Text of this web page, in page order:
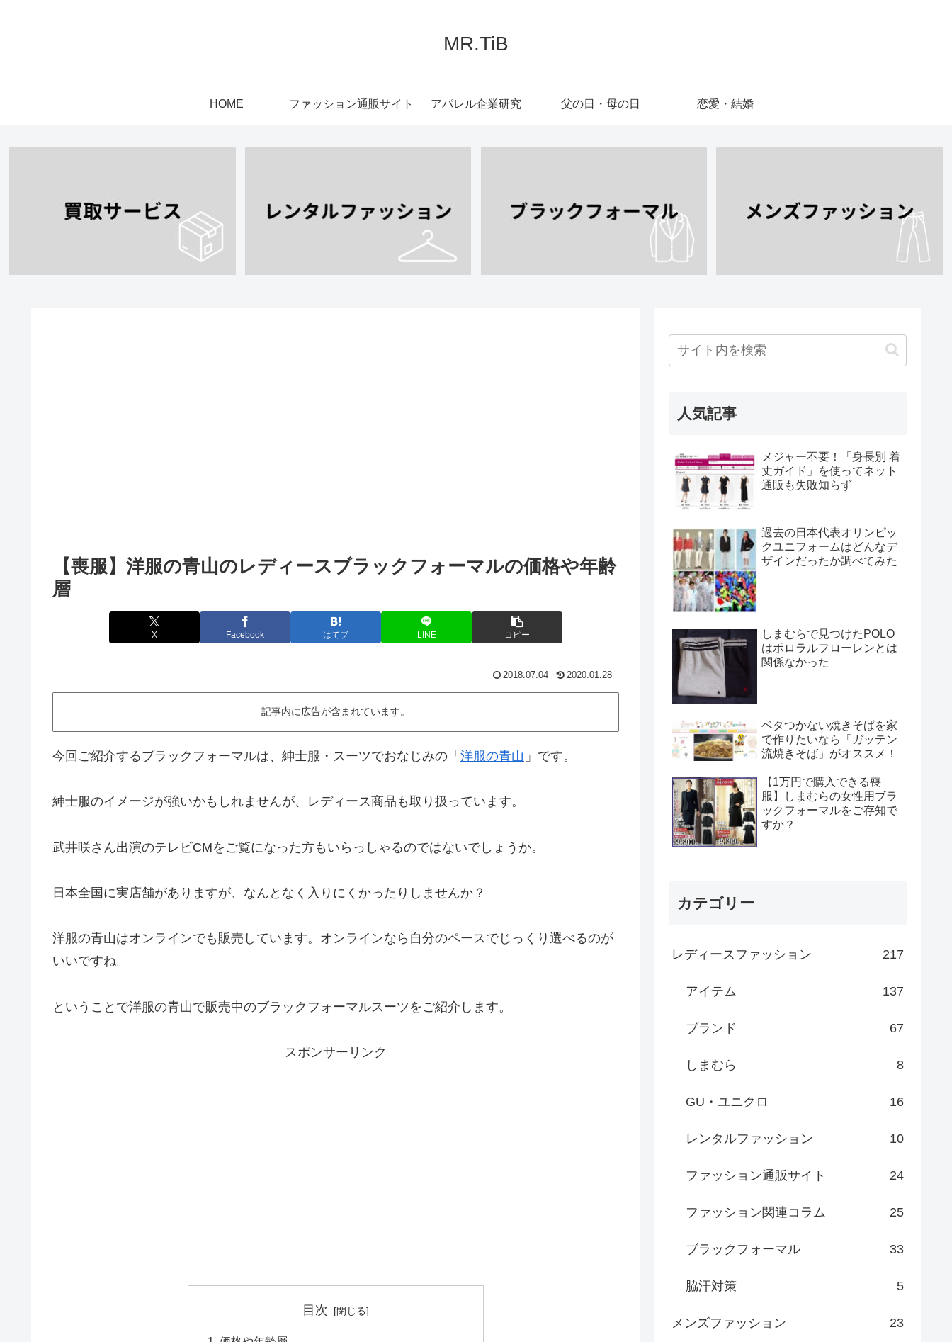
MR.TiB
HOME ファッション通販サイト アパレル企業研究 父の日・母の日 恋愛・結婚
【喪服】洋服の青山のレディースブラックフォーマルの価格や年齢
層
X Facebook はてブ LINE コピー
2018.07.04 2020.01.28
記事内に広告が含まれています。
今回ご紹介するブラックフォーマルは、紳士服・スーツでおなじみの「 洋服の青山 」です。
紳士服のイメージが強いかもしれませんが、レディース商品も取り扱っています。
武井咲さん出演のテレビCMをご覧になった方もいらっしゃるのではないでしょうか。
日本全国に実店舗がありますが、なんとなく入りにくかったりしませんか？
洋服の青山はオンラインでも販売しています。オンラインなら自分のペースでじっくり選べるのが
いいですね。
ということで洋服の青山で販売中のブラックフォーマルスーツをご紹介します。
スポンサーリンク
目次
人気記事
メジャー不要！「身長別 着
丈ガイド」を使ってネット
通販も失敗知らず
過去の日本代表オリンピッ
クユニフォームはどんなデ
ザインだったか調べてみた
しまむらで見つけたPOLO
はポロラルフローレンとは
関係なかった
ベタつかない焼きそばを家
で作りたいなら「ガッテン
流焼きそば」がオススメ！
【1万円で購入できる喪
服】しまむらの女性用ブラ
ックフォーマルをご存知で
すか？
カテゴリー
レディースファッション 217
アイテム 137
ブランド 67
しまむら 8
GU・ユニクロ 16
レンタルファッション 10
ファッション通販サイト 24
ファッション関連コラム 25
ブラックフォーマル 33
脇汗対策 5
メンズファッション 23